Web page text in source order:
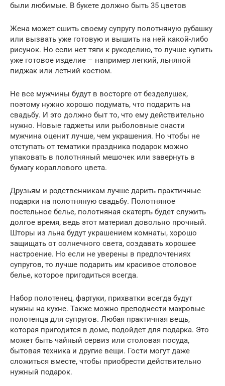
были любимые. В букете должно быть 35 цветов
Жена может сшить своему супругу полотняную рубашку
или вызвать уже готовую и вышить на ней какой-либо
рисунок. Но если нет тяги к рукоделию, то лучше купить
уже готовое изделие – например легкий, льняной
пиджак или летний костюм.
Не все мужчины будут в восторге от безделушек,
поэтому нужно хорошо подумать, что подарить на
свадьбу. И это должно быт то, что ему действительно
нужно. Новые гаджеты или рыболовные снасти
мужчина оценит лучше, чем украшения. Но чтобы не
отступать от тематики праздника подарок можно
упаковать в полотняный мешочек или завернуть в
бумагу кораллового цвета.
Друзьям и родственникам лучше дарить практичные
подарки на полотняную свадьбу. Полотняное
постельное белье, полотняная скатерть будет служить
долгое время, ведь этот материал довольно прочный.
Шторы из льна будут украшением комнаты, хорошо
защищать от солнечного света, создавать хорошее
настроение. Но если не уверены в предпочтениях
супругов, то лучше подарить им красивое столовое
белье, которое пригодиться всегда.
Набор полотенец, фартуки, прихватки всегда будут
нужны на кухне. Также можно преподнести махровые
полотенца для супругов. Любая практичная вещь,
которая пригодится в доме, подойдет для подарка. Это
может быть чайный сервиз или столовая посуда,
бытовая техника и другие вещи. Гости могут даже
сложиться вместе, чтобы приобрести действительно
нужный подарок.